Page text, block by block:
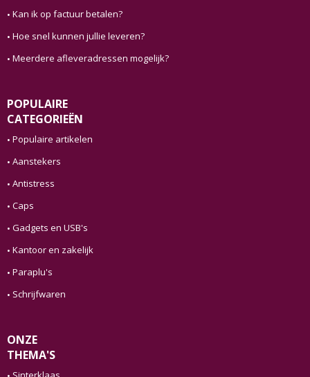
Kan ik op factuur betalen?
Hoe snel kunnen jullie leveren?
Meerdere afleveradressen mogelijk?
POPULAIRE
CATEGORIEËN
Populaire artikelen
Aanstekers
Antistress
Caps
Gadgets en USB's
Kantoor en zakelijk
Paraplu's
Schrijfwaren
ONZE
THEMA'S